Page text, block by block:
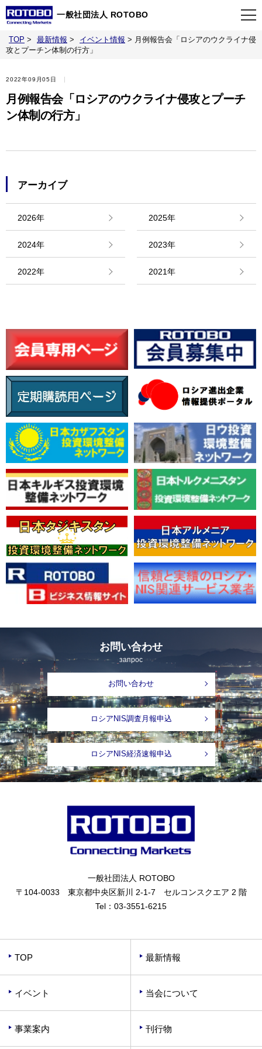
一般社団法人 ROTOBO
TOP
最新情報
当会について
刊行物
情報館
TOP > 最新情報 > イベント情報 > 月例報告会「ロシアのウクライナ侵
攻とプーチン体制の行方」
2022年09月05日
月例報告会「ロシアのウクライナ侵攻とプーチ
ン体制の行方」
アーカイブ
2026年 2025年
2024年 2023年
2022年 2021年
お問い合わせ
запрос
お問い合わせ
ロシアNIS調査月報申込
ロシアNIS経済速報申込
一般社団法人 ROTOBO
〒104-0033 東京都中央区新川 2-1-7 セルコンスクエア 2 階
Tel： 03-3551-6215
TOP 最新情報
イベント 当会について
事業案内 刊行物